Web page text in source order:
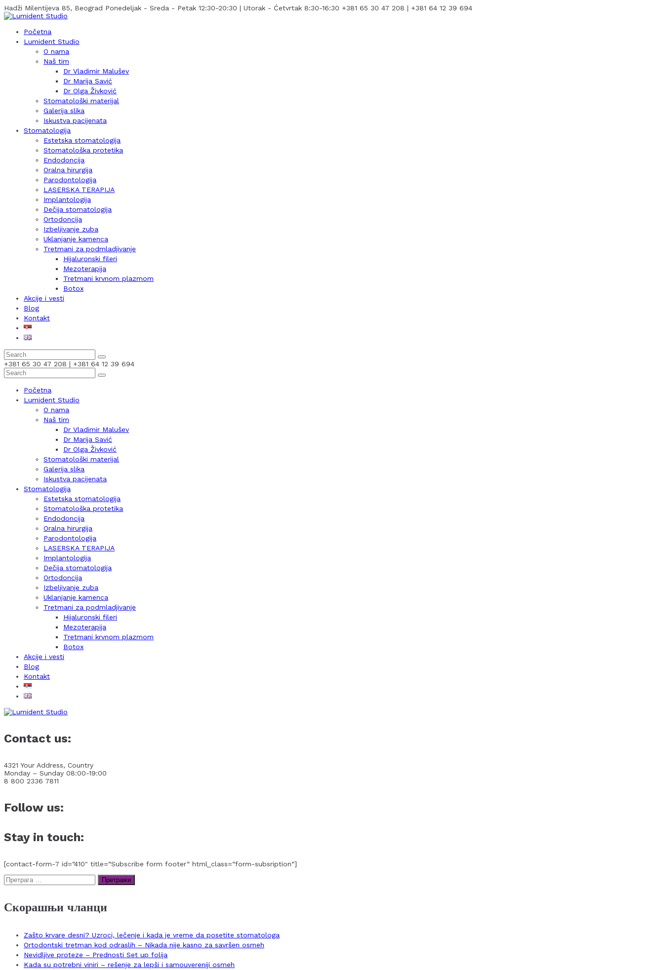
Hadži Milentijeva 85, Beograd Ponedeljak - Sreda - Petak 12:30-20:30 | Utorak - Ćetvrtak 8:30-16:30 +381 65 30 47 208 | +381 64 12 39 694
Početna
Lumident Studio
O nama
Naš tim
Dr Vladimir Malušev
Dr Marija Savić
Dr Olga Živković
Stomatološki materijal
Galerija slika
Iskustva pacijenata
Stomatologija
Estetska stomatologija
Stomatološka protetika
Endodoncija
Oralna hirurgija
Parodontologija
LASERSKA TERAPIJA
Implantologija
Dečija stomatologija
Ortodoncija
Izbeljivanje zuba
Uklanjanje kamenca
Tretmani za podmladjivanje
Hijaluronski fileri
Mezoterapija
Tretmani krvnom plazmom
Botox
Akcije i vesti
Blog
Kontakt
+381 65 30 47 208 | +381 64 12 39 694
Početna
Lumident Studio
O nama
Naš tim
Dr Vladimir Malušev
Dr Marija Savić
Dr Olga Živković
Stomatološki materijal
Galerija slika
Iskustva pacijenata
Stomatologija
Estetska stomatologija
Stomatološka protetika
Endodoncija
Oralna hirurgija
Parodontologija
LASERSKA TERAPIJA
Implantologija
Dečija stomatologija
Ortodoncija
Izbeljivanje zuba
Uklanjanje kamenca
Tretmani za podmladjivanje
Hijaluronski fileri
Mezoterapija
Tretmani krvnom plazmom
Botox
Akcije i vesti
Blog
Kontakt
Contact us:
4321 Your Address, Country
Monday – Sunday 08:00-19:00
8 800 2336 7811
Follow us:
Stay in touch:
[contact-form-7 id=“410″ title=“Subscribe form footer“ html_class=“form-subsription“]
Претрага
за:
Скорашњи чланци
Zašto krvare desni? Uzroci, lečenje i kada je vreme da posetite stomatologa
Ortodontski tretman kod odraslih – Nikada nije kasno za savršen osmeh
Nevidljive proteze – Prednosti Set up folija
Kada su potrebni viniri – rešenje za lepši i samouvereniji osmeh